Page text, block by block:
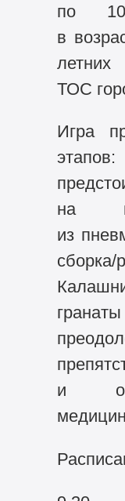
по 10
в
ТОС
Игра
на
из
и